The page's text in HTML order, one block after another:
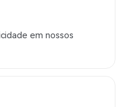
em nossos